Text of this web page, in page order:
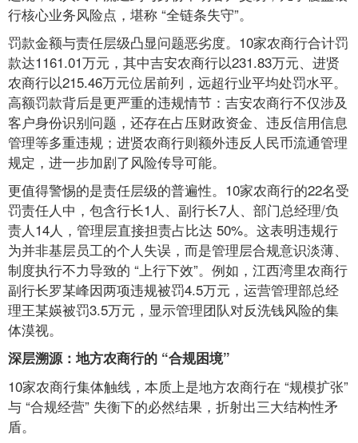
行核心业务风险点，堪称 “全链条失守”。
罚款金额与责任层级凸显问题恶劣度。10家农商行合计罚
款达1161.01万元，其中吉安农商行以231.83万元、进贤
农商行以215.46万元位居前列，远超行业平均处罚水平。
高额罚款背后是更严重的违规情节：吉安农商行不仅涉及
客户身份识别问题，还存在占压财政资金、违反信用信息
管理等多重违规；进贤农商行则额外违反人民币流通管理
规定，进一步加剧了风险传导可能。
更值得警惕的是责任层级的普遍性。10家农商行的22名受
罚责任人中，包含行长1人、副行长7人、部门总经理/负
责人14人，管理层直接担责占比达 50%。这表明违规行
为并非基层员工的个人失误，而是管理层合规意识淡薄、
制度执行不力导致的 “上行下效”。例如，江西湾里农商行
副行长罗某峰因两项违规被罚4.5万元，运营管理部总经
理王某媖被罚3.5万元，显示管理团队对反洗钱风险的集
体漠视。
深层溯源：地方农商行的 “合规困境”
10家农商行集体触线，本质上是地方农商行在 “规模扩张”
与 “合规经营” 失衡下的必然结果，折射出三大结构性矛
盾。